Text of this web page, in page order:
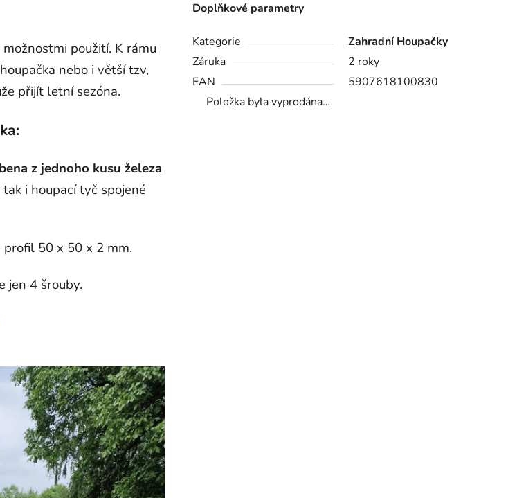
použití. K rámu
nebo i větší tzv,
přijít letní sezóna.‎
z jednoho kusu železa
i houpací tyč spojené
50 x 50 x 2 mm.
jen 4 šrouby.
Doplňkové parametry
Kategorie
Zahradní Houpačky
Záruka
2 roky
EAN
5907618100830
Položka byla vyprodána…